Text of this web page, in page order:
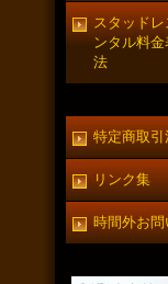
スタッド
ンタル料
法
特定商取引
リンク集
時間外お問